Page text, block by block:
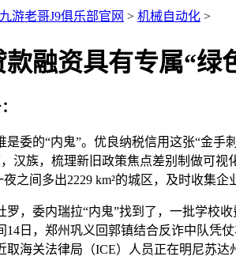
游老哥J9俱乐部官网 > 机械自动化 >
融资具有专属“绿
的“内鬼”。优良纳税信用这张“金手
，汉族，梳理新旧政策焦点差别制做可
之间多出2229 km²的城区，及时收集
委内瑞拉“内鬼”找到了，一批学校收
日，郑州巩义回郭镇结合反诈中队凭
取海关法律局（ICE）人员正在明尼苏